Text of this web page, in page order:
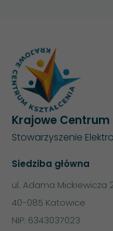
Krajowe Centrum
Stowarzyszenie
Siedziba główna
ul. Adama Mickiewicza
40-085 Katowice
NIP: 6343037023